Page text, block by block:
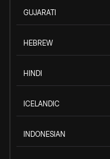
GUJARATI
HEBREW
HINDI
ICELANDIC
INDONESIAN